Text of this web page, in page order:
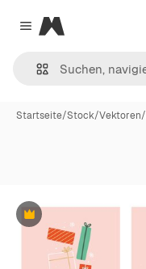
Close menu
Magnific
Startseite/Stock/Vektoren/
Premium